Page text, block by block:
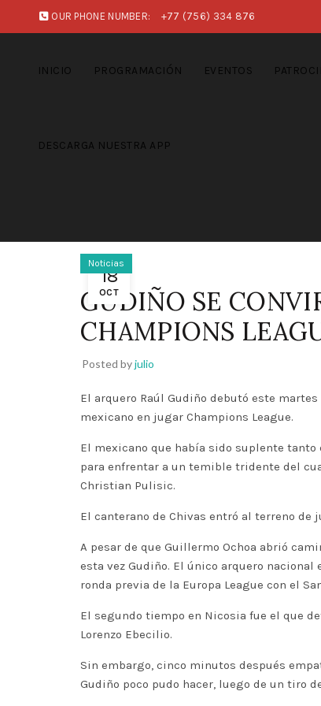
OUR PHONE NUMBER: +77 (756) 334 876
INICIO PROGRAMACIÓN EVENTOS
DESCARGA NUESTRA APP
18
OCT
Noticias
GUDIÑO SE
CHAMPIONS
Posted byjulio
El arquero Raúl Gudiño debutó este
mexicano en jugar Champions League.
El mexicano que había sido suplente tanto
para enfrentar a un temible tridente del
Christian Pulisic.
El canterano de Chivas entró al terreno de
A pesar de que Guillermo Ochoa abrió
esta vez Gudiño. El único arquero
ronda previa de la Europa League con el
El segundo tiempo en Nicosia fue el que
Lorenzo Ebecilio.
Sin embargo, cinco minutos después
Gudiño poco pudo hacer, luego de un tiro